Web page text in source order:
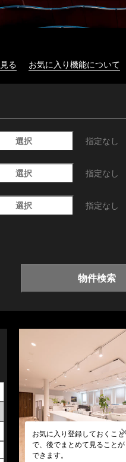
る お気に入り機能について
選択 指定なし
選択 指定なし
選択 指定なし
物件検索
お気に入り登録しておくこと
で、後でまとめて見ることが
できます。